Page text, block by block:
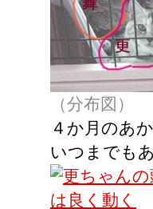
（分布図）
４か月のあ
いつまでも